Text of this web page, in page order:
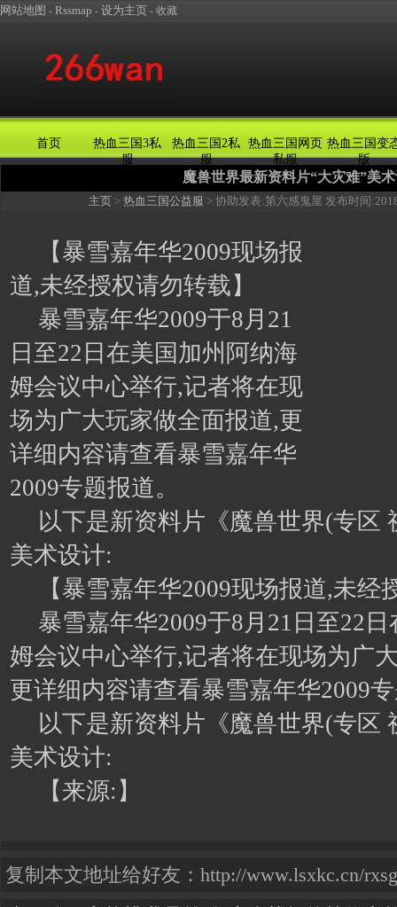
网站地图 - Rssmap - 设为主页 - 收藏
首页
热血三国3私
服
热血三国2私
服
热血三国网页
私服
热血三国变
版
魔兽世界最新资料片“大灾难”美
主页> 热血三国公益服 > 协助发表:第六感鬼屋 发布时间:
【暴雪嘉年华2009现场报
道,未经授权请勿转载】
暴雪嘉年华2009于8月21
日至22日在美国加州阿纳海
姆会议中心举行,记者将在现
场为广大玩家做全面报道,更
详细内容请查看暴雪嘉年华
2009专题报道。
以下是新资料片《魔兽世界(专区
美术设计:
【暴雪嘉年华2009现场报道,未经
暴雪嘉年华2009于8月21日至22
姆会议中心举行,记者将在现场为广
更详细内容请查看暴雪嘉年华2009
以下是新资料片《魔兽世界(专区
美术设计:
【来源:】
复制本文地址给好友：http://www.lsxkc.cn/